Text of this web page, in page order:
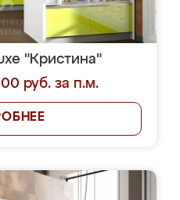
"Кристина"
руб. за п.м.